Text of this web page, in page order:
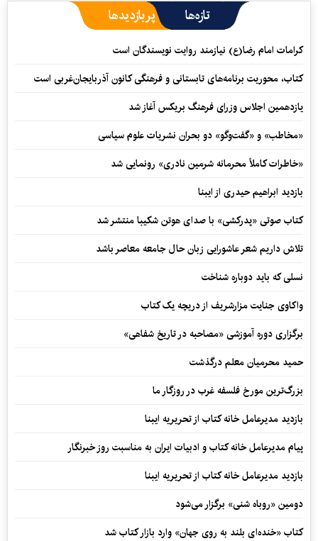
تازه‌ها پربازدیدها
کرامات امام رضا(ع) نیازمند روایت نویسندگان است
کتاب، محوریت برنامه‌های تابستانی و فرهنگی کانون آذربایجان‌غربی است
یازدهمین اجلاس وزرای فرهنگ بریکس آغاز شد
«مخاطب» و «گفت‌وگو» دو بحران نشریات علوم سیاسی
«خاطرات کاملاً محرمانه شرمین نادری» رونمایی شد
بازدید ابراهیم حیدری از ایبنا
کتاب صوتی «پدرکشی» با صدای هوتن شکیبا منتشر شد
تلاش داریم شعر عاشورایی زبان حال جامعه معاصر باشد
نسلی که باید دوباره شناخت
واکاوی جنایت مزارشریف از دریچه یک کتاب
برگزاری دوره آموزشی «مصاحبه در تاریخ شفاهی»
حمید محرمیان معلم درگذشت
بزرگ‌ترین مورخ فلسفه غرب در روزگار ما
بازدید مدیرعامل خانه کتاب از تحریریه ایبنا
پیام مدیرعامل خانه کتاب و ادبیات ایران به مناسبت روز خبرنگار
بازدید مدیرعامل خانه کتاب از تحریریه ایبنا
دومین «روباه شنی» برگزار می‌شود
کتاب «خنده‌ای بلند به روی جهان» وارد بازار کتاب شد